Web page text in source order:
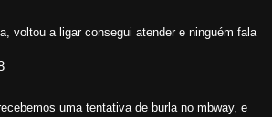
voltou a ligar consegui atender e ninguém fala
uma tentativa de burla no mbway, e